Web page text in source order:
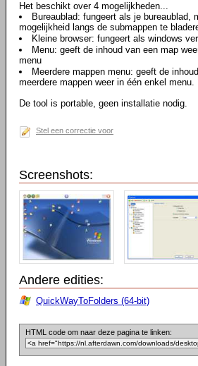
Het beschikt over 4 mogelijkheden...
Bureaublad: fungeert als je bureaublad,
mogelijkheid langs de submappen te
Kleine browser: fungeert als windows
Menu: geeft de inhoud van een map
menu
Meerdere mappen menu: geeft de
meerdere mappen weer in één enkel menu.
De tool is portable, geen installatie nodig.
Stel een correctie voor
Screenshots:
Andere edities:
QuickWayToFolders (64-bit)
HTML code om naar deze pagina te linken: